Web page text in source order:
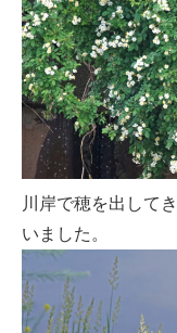
川岸で穂を出して
いました。